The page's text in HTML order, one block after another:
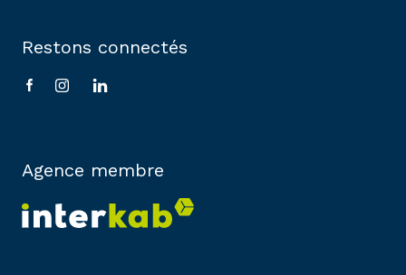
Restons connectés
Agence membre